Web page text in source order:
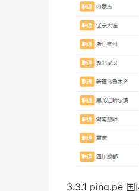
3.3.1 ping.pe 国